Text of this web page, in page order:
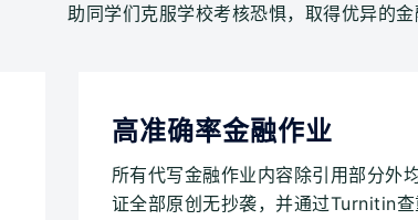
助同学们克服学校考核恐惧，取得优异的金
高准确率金融作业
所有代写金融作业内容除引用部分外
证全部原创无抄袭，并通过Turnitin查